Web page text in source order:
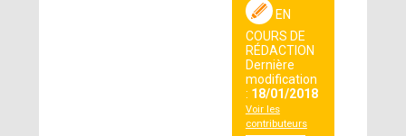
EN
COURS DE
RÉDACTION
Dernière
modification
: 18/01/2018
Voir les
contributeurs